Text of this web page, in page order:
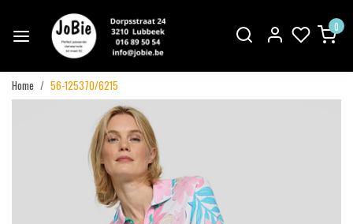
0
Home 56-125370/6215